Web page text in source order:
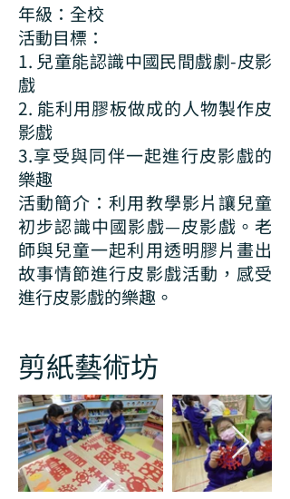
年級：全校
活動目標：
1. 兒童能認識中國民間戲劇-皮影
戲
2. 能利用膠板做成的人物製作皮
影戲
3.享受與同伴一起進行皮影戲的
樂趣
活動簡介：利用教學影片讓兒童
初步認識中國影戲—皮影戲。老
師與兒童一起利用透明膠片畫出
故事情節進行皮影戲活動，感受
進行皮影戲的樂趣。
剪紙藝術坊